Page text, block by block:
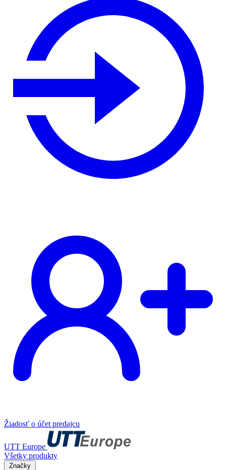
Žiadosť o účet predajcu
UTT Europe
Všetky produkty
Značky